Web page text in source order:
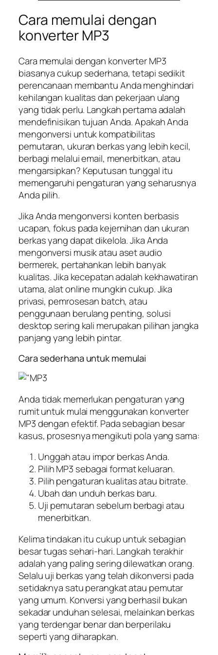
Cara memulai dengan
konverter MP3
Cara memulai dengan konverter MP3
biasanya cukup sederhana, tetapi sedikit
perencanaan membantu Anda menghindari
kehilangan kualitas dan pekerjaan ulang
yang tidak perlu. Langkah pertama adalah
mendefinisikan tujuan Anda. Apakah Anda
mengonversi untuk kompatibilitas
pemutaran, ukuran berkas yang lebih kecil,
berbagi melalui email, menerbitkan, atau
mengarsipkan? Keputusan tunggal itu
memengaruhi pengaturan yang seharusnya
Anda pilih.
Jika Anda mengonversi konten berbasis
ucapan, fokus pada kejernihan dan ukuran
berkas yang dapat dikelola. Jika Anda
mengonversi musik atau aset audio
bermerek, pertahankan lebih banyak
kualitas. Jika kecepatan adalah kekhawatiran
utama, alat online mungkin cukup. Jika
privasi, pemrosesan batch, atau
penggunaan berulang penting, solusi
desktop sering kali merupakan pilihan jangka
panjang yang lebih pintar.
Cara sederhana untuk memulai
Anda tidak memerlukan pengaturan yang
rumit untuk mulai menggunakan konverter
MP3 dengan efektif. Pada sebagian besar
kasus, prosesnya mengikuti pola yang sama:
Unggah atau impor berkas Anda.
Pilih MP3 sebagai format keluaran.
Pilih pengaturan kualitas atau bitrate.
Ubah dan unduh berkas baru.
Uji pemutaran sebelum berbagi atau
menerbitkan.
Kelima tindakan itu cukup untuk sebagian
besar tugas sehari-hari. Langkah terakhir
adalah yang paling sering dilewatkan orang.
Selalu uji berkas yang telah dikonversi pada
setidaknya satu perangkat atau pemutar
yang umum. Konversi yang berhasil bukan
sekadar unduhan selesai, melainkan berkas
yang terdengar benar dan berperilaku
seperti yang diharapkan.